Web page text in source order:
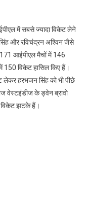
में सबसे ज्यादा विकेट लेने
और रविचंद्रन अश्विन जैसे
171 आईपीएल मैचों में 146
विकेट हासिल किए हैं।
हरभजन सिंह को भी पीछे
वेस्टइंडीज के ड्वेन ब्रावो
विकेट झटके हैं।